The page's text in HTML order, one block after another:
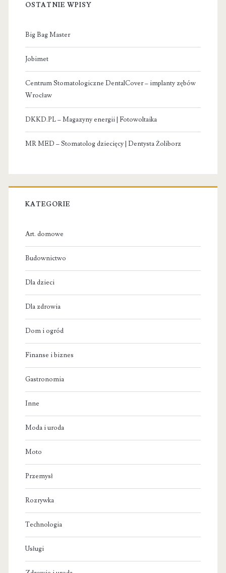
OSTATNIE WPISY
Big Bag Master
Jobimet
Centrum Stomatologiczne DentalCover – implanty zębów
Wrocław
DKKD.PL – Magazyny energii | Fotowoltaika
MR MED – Stomatolog dziecięcy | Dentysta Żoliborz
KATEGORIE
Art. domowe
Budownictwo
Dla dzieci
Dla zdrowia
Dom i ogród
Finanse i biznes
Gastronomia
Inne
Moda i uroda
Moto
Przemysł
Rozrywka
Technologia
Usługi